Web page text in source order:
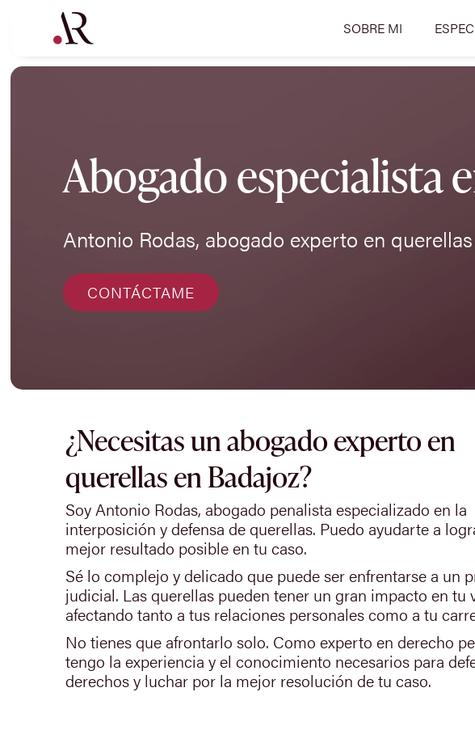
SOBRE MI
Abogado especialista
Antonio Rodas, abogado experto en querellas
CONTÁCTAME
¿Necesitas un abogado experto en
querellas en Badajoz?
Soy Antonio Rodas, abogado penalista especializado en la
interposición y defensa de querellas. Puedo ayudarte a
mejor resultado posible en tu caso.
Sé lo complejo y delicado que puede ser enfrentarse a un
judicial. Las querellas pueden tener un gran impacto en tu
afectando tanto a tus relaciones personales como a tu
No tienes que afrontarlo solo. Como experto en derecho
tengo la experiencia y el conocimiento necesarios para
derechos y luchar por la mejor resolución de tu caso.